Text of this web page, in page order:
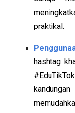
praktikal.
hashtag